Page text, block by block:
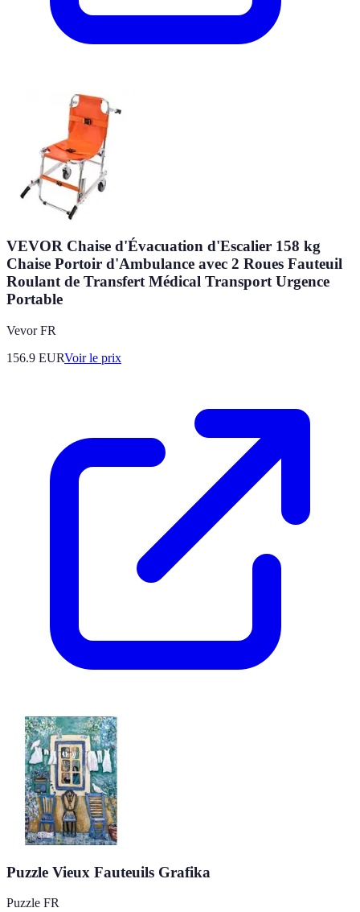
VEVOR Chaise d'Évacuation d'Escalier 158 kg
Chaise Portoir d'Ambulance avec 2 Roues Fauteuil
Roulant de Transfert Médical Transport Urgence
Portable
Vevor FR
156.9 EURVoir le prix
Puzzle Vieux Fauteuils Grafika
Puzzle FR